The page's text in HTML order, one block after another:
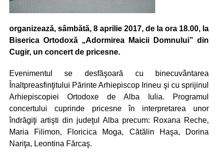
organizează, sâmbătă, 8 aprilie 2017, de la ora 18.00, la
Biserica Ortodoxă „Adormirea Maicii Domnului” din
Cugir, un concert de pricesne.
Evenimentul se desfăşoară cu binecuvântarea
Înaltpreasfinţitului Părinte Arhiepiscop Irineu şi cu sprijinul
Arhiepiscopiei Ortodoxe de Alba Iulia. Programul
concertului cuprinde pricesne în interpretarea unor
îndrăgiţi artişti din judeţul Alba precum: Roxana Reche,
Maria Filimon, Floricica Moga, Cătălin Haşa, Dorina
Nariţa, Leontina Fărcaş.